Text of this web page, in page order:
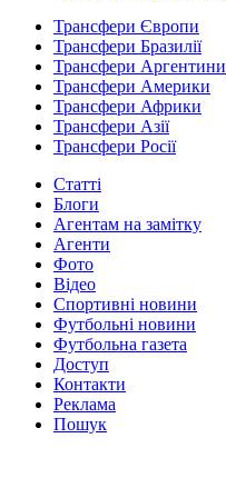
Трансфери Європи
Трансфери Бразилії
Трансфери Аргентини
Трансфери Америки
Трансфери Африки
Трансфери Азії
Трансфери Росії
Статті
Блоги
Агентам на замітку
Агенти
Фото
Відео
Спортивні новини
Футбольні новини
Футбольна газета
Доступ
Контакти
Реклама
Пошук